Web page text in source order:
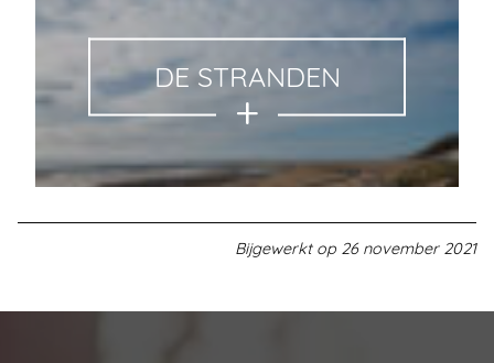
DE STRANDEN
Bijgewerkt op 26 november 2021